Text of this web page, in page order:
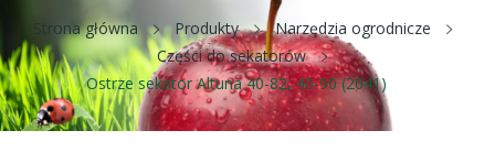
Strona główna Produkty
Narzędzia ogrodnicze
Części do sekatorów
Ostrze sekator Altuna 40-82, 40-90 (2041)